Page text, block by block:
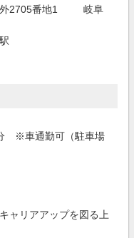
堤外2705番地1 岐阜
※車通勤可（駐車場
ャリアアップを図る上